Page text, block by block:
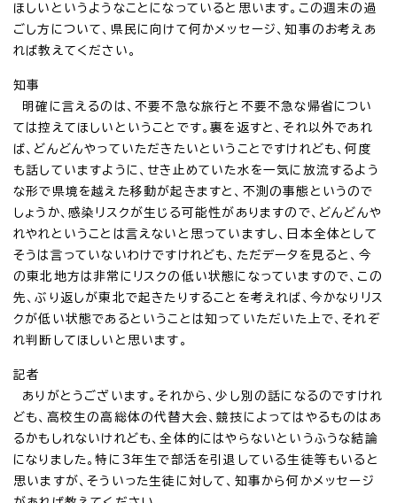
ほしいというようなことになっていると思います。この週末の過
ごし方について、県民に向けて何かメッセージ、知事のお考えあ
れば教えてください。
知事
明確に言えるのは、不要不急な旅行と不要不急な帰省につい
ては控えてほしいということです。裏を返すと、それ以外であれ
ば、どんどんやっていただきたいということですけれども、何度
も話していますように、せき止めていた水を一気に放流するよう
な形で県境を越えた移動が起きますと、不測の事態というので
しょうか、感染リスクが生じる可能性がありますので、どんどんや
れやれということは言えないと思っていますし、日本全体として
そうは言っていないわけですけれども、ただデータを見ると、今
の東北地方は非常にリスクの低い状態になっていますので、この
先、ぶり返しが東北で起きたりすることを考えれば、今かなりリス
クが低い状態であるということは知っていただいた上で、それぞ
れ判断してほしいと思います。
記者
ありがとうございます。それから、少し別の話になるのですけれ
ども、高校生の高総体の代替大会、競技によってはやるものはあ
るかもしれないけれども、全体的にはやらないというふうな結論
になりました。特に3年生で部活を引退している生徒等もいると
思いますが、そういった生徒に対して、知事から何かメッセージ